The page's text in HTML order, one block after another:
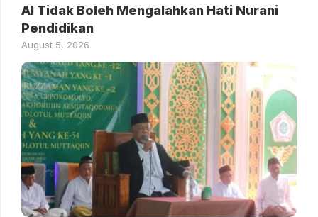
AI Tidak Boleh Mengalahkan Hati Nurani
Pendidikan
August 5, 2026